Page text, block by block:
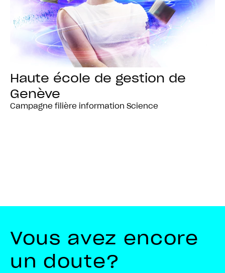
Haute école de gestion de
Genève
Campagne filière information Science
Vous avez encore
un doute?